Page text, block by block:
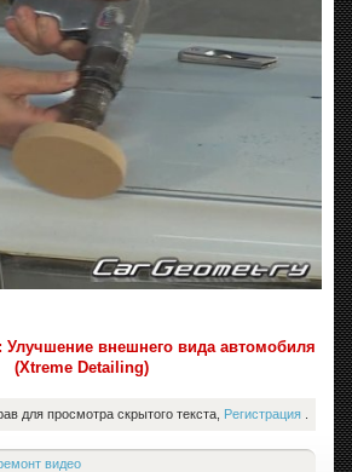
Улучшение внешнего вида автомобиля
(Xtreme Detailing)
для просмотра скрытого текста, Регистрация
видео